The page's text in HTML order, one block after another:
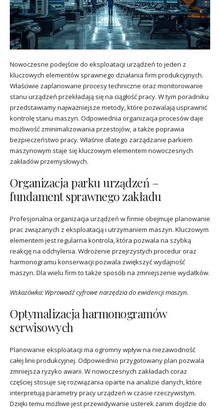
Nowoczesne podejście do eksploatacji urządzeń to jeden z
kluczowych elementów sprawnego działania firm produkcyjnych.
Właściwie zaplanowane procesy techniczne oraz monitorowanie
stanu urządzeń przekładają się na ciągłość pracy. W tym poradniku
przedstawiamy najważniejsze metody, które pozwalają usprawnić
kontrolę stanu maszyn. Odpowiednia organizacja procesów daje
możliwość zminimalizowania przestojów, a także poprawia
bezpieczeństwo pracy. Właśnie dlatego zarządzanie parkiem
maszynowym staje się kluczowym elementem nowoczesnych
zakładów przemysłowych.
Organizacja parku urządzeń –
fundament sprawnego zakładu
Profesjonalna organizacja urządzeń w firmie obejmuje planowanie
prac związanych z eksploatacją i utrzymaniem maszyn. Kluczowym
elementem jest regularna kontrola, która pozwala na szybką
reakcję na odchylenia. Wdrożenie przejrzystych procedur oraz
harmonogramu konserwacji pozwala zwiększyć wydajność
maszyn. Dla wielu firm to także sposób na zmniejszenie wydatków.
Wskazówka: Wprowadź cyfrowe narzędzia do ewidencji maszyn.
Optymalizacja harmonogramów
serwisowych
Planowanie eksploatacji ma ogromny wpływ na niezawodność
całej linii produkcyjnej. Odpowiednio przygotowany plan pozwala
zmniejsza ryzyko awarii. W nowoczesnych zakładach coraz
częściej stosuje się rozwiązania oparte na analizie danych, które
interpretują parametry pracy urządzeń w czasie rzeczywistym.
Dzięki temu możliwe jest przewidywanie usterek zanim dojdzie do